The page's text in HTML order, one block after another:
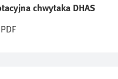
chwytaka DHAS